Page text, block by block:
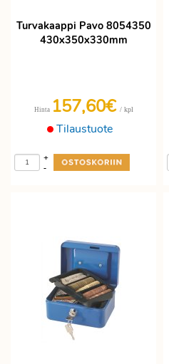
Turvakaappi Pavo 8054350
430x350x330mm
Tilaustuote
Hinta 157,60€ / kpl
-
+